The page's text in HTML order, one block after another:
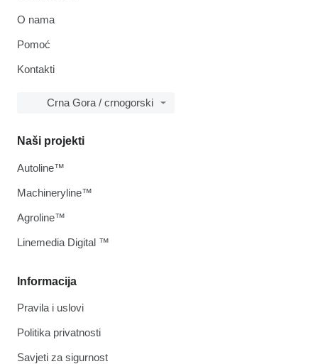
O nama
Pomoć
Kontakti
Crna Gora / crnogorski
Informacija
Pravila i uslovi
Politika privatnosti
Savjeti za sigurnost
Naši projekti
Autoline™
Machineryline™
Agroline™
Linemedia Digital ™